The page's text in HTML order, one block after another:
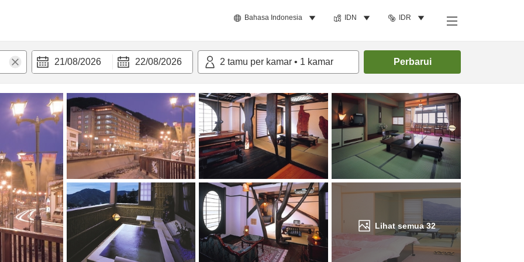
Bahasa Indonesia IDN IDR
21/08/2026 22/08/2026 2 tamu per kamar • 1 kamar Perbarui
Lihat semua32
Cari kamar